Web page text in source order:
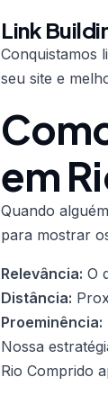
Link
Conquistamos
seu site e
em
Quando
para mostrar
Relevância: O
Distância:
Proeminência:
Nossa
Rio Comprido